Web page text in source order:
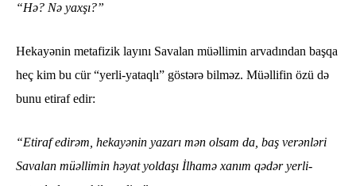
“Hə? Nə yaxşı?”
Hekayənin metafizik layını Savalan müəllimin arvadından başqa
heç kim bu cür “yerli-yataqlı” göstərə bilməz. Müəllifin özü də
bunu etiraf edir:
“Etiraf edirəm, hekayənin yazarı mən olsam da, baş verənləri
Savalan müəllimin həyat yoldaşı İlhamə xanım qədər yerli-